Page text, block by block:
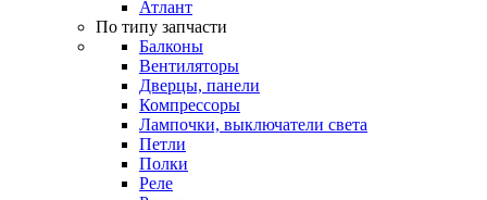
Атлант
По типу запчасти
Балконы
Вентиляторы
Дверцы, панели
Компрессоры
Лампочки, выключатели света
Петли
Полки
Реле